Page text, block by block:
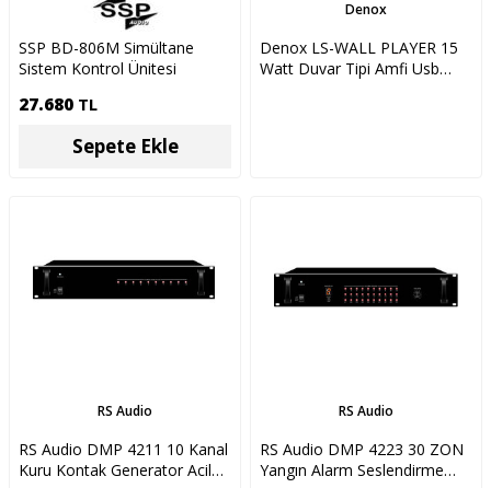
SSP BD-806M Simültane
Sistem Kontrol Ünitesi
27.680 TL
Sepete Ekle
Denox
Denox LS-WALL PLAYER 15
Watt Duvar Tipi Amfi Usb
RS Audio
RS Audio DMP 4211 10 Kanal
Kuru Kontak Generator Acil
RS Audio
RS Audio DMP 4223 30 ZON
Yangın Alarm Seslendirme